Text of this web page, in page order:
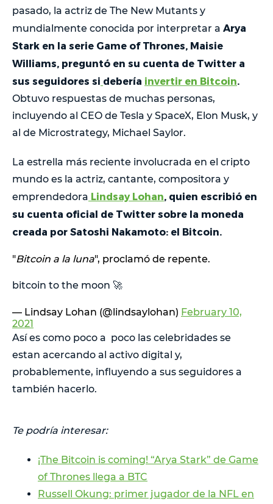
pasado, la actriz de The New Mutants y
mundialmente conocida por interpretar a Arya
Stark en la serie Game of Thrones, Maisie
Williams, preguntó en su cuenta de Twitter a
sus seguidores si debería invertir en Bitcoin.
Obtuvo respuestas de muchas personas,
incluyendo al CEO de Tesla y SpaceX, Elon Musk, y
al de Microstrategy, Michael Saylor.
La estrella más reciente involucrada en el cripto
mundo es la actriz, cantante, compositora y
emprendedora Lindsay Lohan , quien escribió en
su cuenta oficial de Twitter sobre la moneda
creada por Satoshi Nakamoto: el Bitcoin.
"Bitcoin a la luna", proclamó de repente.
bitcoin to the moon 🚀
— Lindsay Lohan (@lindsaylohan) February 10,
2021
Así es como poco a poco las celebridades se
estan acercando al activo digital y,
probablemente, influyendo a sus seguidores a
también hacerlo.
Te podría interesar:
¡The Bitcoin is coming! “Arya Stark” de Game
of Thrones llega a BTC
Russell Okung: primer jugador de la NFL en